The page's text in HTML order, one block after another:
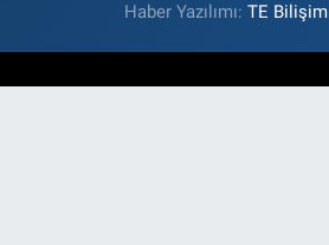
Haber Yazılımı:TE Bilişim